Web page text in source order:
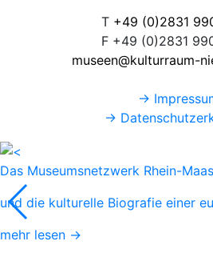
T +49 (0)2831
F +49 (0)2831
museen@kulturraum-
→
→
Das Museumsnetzwerk Rhein-Maas
und die kulturelle Biografie einer
mehr lesen →